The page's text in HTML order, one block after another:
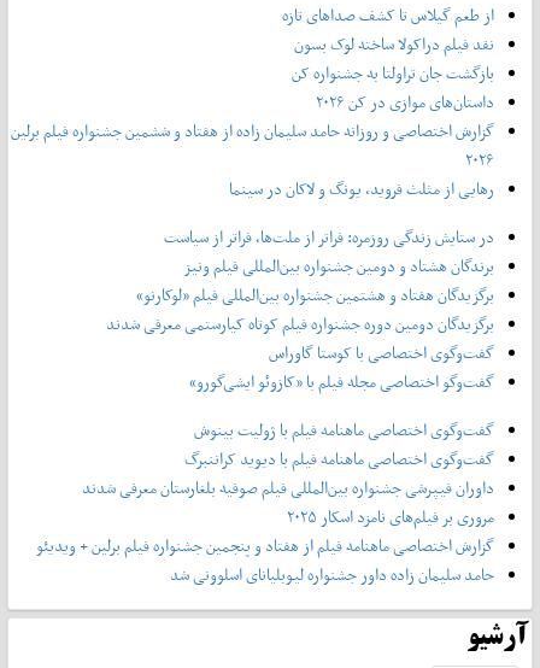
از طعم گیلاس تا کشف صداهای تازه
نقد فیلم دراکولا ساخته لوک بسون
بازگشت جان تراولتا به جشنواره کن
داستان‌های موازی در کن ۲۰۲۶
گزارش اختصاصی و روزانه حامد سلیمان زاده از هفتاد و‌ ششمین جشنواره فیلم برلین
۲۰۲۶
رهایی از مثلث فروید، یونگ و لاکان در سینما
در ستایش زندگی روزمره: فراتر از ملت‌ها، فراتر از سیاست
برندگان هشتاد و دومین جشنواره بین‌المللی فیلم ونیز
برگزیدگان هفتاد و هشتمین جشنواره بین‌المللی فیلم «لوکارنو»
برگزیدگان دومین دوره جشنواره فیلم کوتاه کیارستمی معرفی شدند
گفت‌وگوی اختصاصی با کوستا گاوراس
گفت‌وگو اختصاصی مجله فیلم با «کازوئو ایشی‌گورو»
گفت‌وگوی اختصاصی ماهنامه فیلم با ژولیت بینوش
گفت‌وگوی اختصاصی ماهنامه فیلم با دیوید کراننبرگ
داوران فیپرشی جشنواره بین‌المللی فیلم صوفیه بلغارستان معرفی شدند
مروری بر فیلم‌های نامزد اسکار ۲۰۲۵
گزارش اختصاصی ماهنامه فیلم از هفتاد و پنجمین جشنواره فیلم برلین + ویدیئو
حامد سلیمان زاده داور جشنواره لیوبلیانای اسلوونی شد
آرشیو